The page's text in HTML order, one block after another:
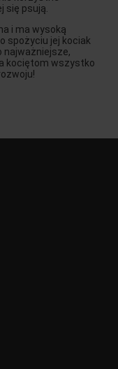
się psują.
i ma wysoką
spożyciu jej kociak
najważniejsze,
kociętom wszystko